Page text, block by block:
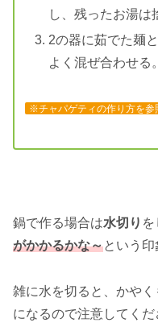
し、残ったお湯は
2の器に茹でた麺
よく混ぜ合わせる。
※チャパゲティの作り方を参
鍋で作る場合は水切り を
がかかるかな～という印
雑に水を切ると、かや
になるので注意してくだ